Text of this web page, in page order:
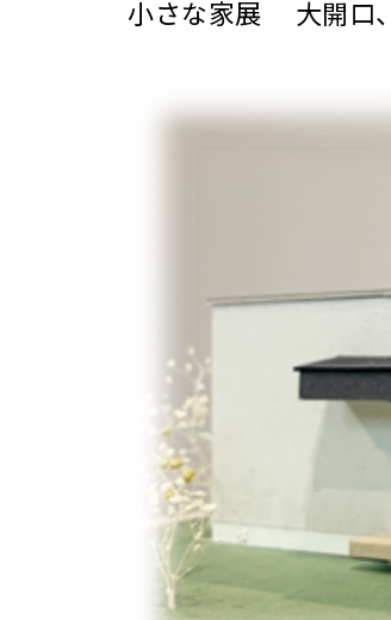
小さな家展 大開口